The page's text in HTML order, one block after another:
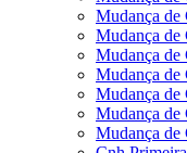
Mudança de
Mudança de
Mudança de
Mudança de
Mudança de
Mudança de
Mudança de